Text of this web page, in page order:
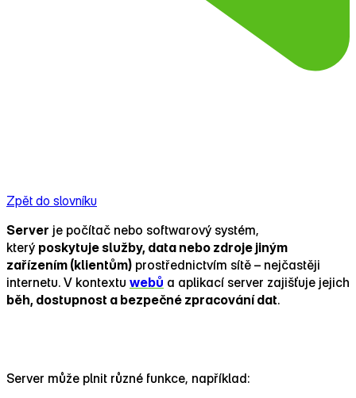
Zpět do slovníku
Server je počítač nebo softwarový systém,
který poskytuje služby, data nebo zdroje jiným
zařízením (klientům) prostřednictvím sítě – nejčastěji
internetu. V kontextu webů a aplikací server zajišťuje jejich
běh, dostupnost a bezpečné zpracování dat.
Server může plnit různé funkce, například: